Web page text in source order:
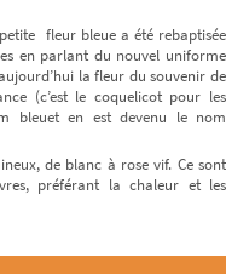
fleur bleue a été rebaptisée
en parlant du nouvel uniforme
la fleur du souvenir de
(c’est le coquelicot pour les
bleuet en est devenu le nom
de blanc à rose vif. Ce sont
préférant la chaleur et les